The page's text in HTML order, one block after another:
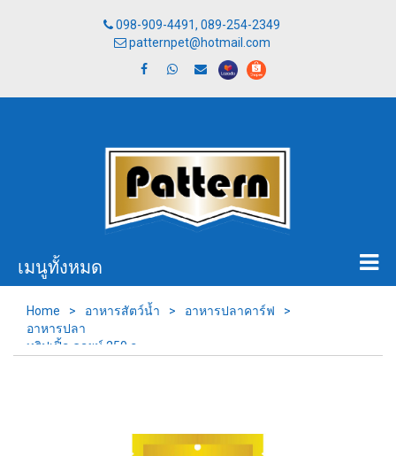
098-909-4491, 089-254-2349
patternpet@hotmail.com
เมนูทั้งหมด
Home > อาหารสัตว์น้ำ > อาหารปลาคาร์ฟ
>
อาหารปลา
ทริปเปิ้ล คอยน์ 250 ก.